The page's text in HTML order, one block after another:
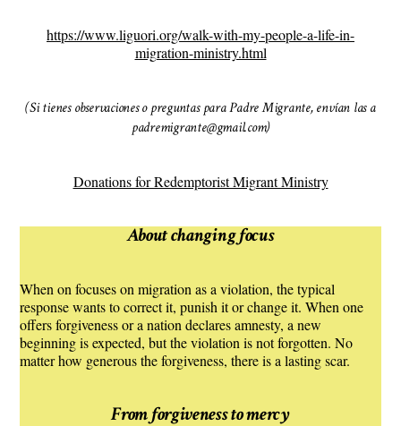
https://www.liguori.org/walk-with-my-people-a-life-in-
migration-ministry.html
(Si tienes observaciones o preguntas para Padre Migrante, envían las a
padremigrante@gmail.com)
Donations for Redemptorist Migrant Ministry
About changing focus
When on focuses on migration as a violation, the typical
response wants to correct it, punish it or change it. When one
offers forgiveness or a nation declares amnesty, a new
beginning is expected, but the violation is not forgotten. No
matter how generous the forgiveness, there is a lasting scar.
From forgiveness to mercy